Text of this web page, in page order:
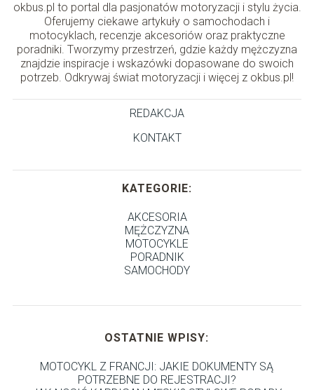
okbus.pl to portal dla pasjonatów motoryzacji i stylu życia.
Oferujemy ciekawe artykuły o samochodach i
motocyklach, recenzje akcesoriów oraz praktyczne
poradniki. Tworzymy przestrzeń, gdzie każdy mężczyzna
znajdzie inspiracje i wskazówki dopasowane do swoich
potrzeb. Odkrywaj świat motoryzacji i więcej z okbus.pl!
REDAKCJA
KONTAKT
KATEGORIE:
AKCESORIA
MĘŻCZYZNA
MOTOCYKLE
PORADNIK
SAMOCHODY
OSTATNIE WPISY:
MOTOCYKL Z FRANCJI: JAKIE DOKUMENTY SĄ
POTRZEBNE DO REJESTRACJI?